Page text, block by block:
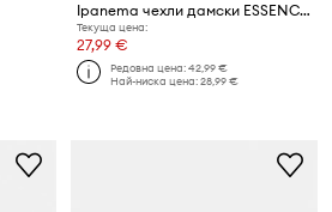
Ipanema чехли дамски ESSENCE FEM
Текуща цена:
27,99 €
Редовна цена:42,99 €
Най-ниска цена:28,99 €